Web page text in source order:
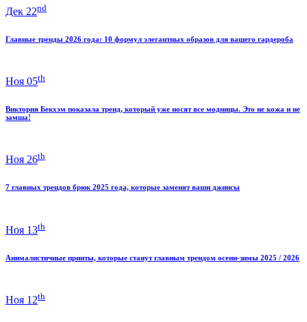
Дек 22nd
Главные тренды 2026 года: 10 формул элегантных образов для вашего гардероба
Ноя 05th
Виктория Бекхэм показала тренд, который уже носят все модницы. Это не кожа и не
замша!
Ноя 26th
7 главных трендов брюк 2025 года, которые заменят ваши джинсы
Ноя 13th
Анималистичные принты, которые станут главным трендом осени-зимы 2025 / 2026
Ноя 12th